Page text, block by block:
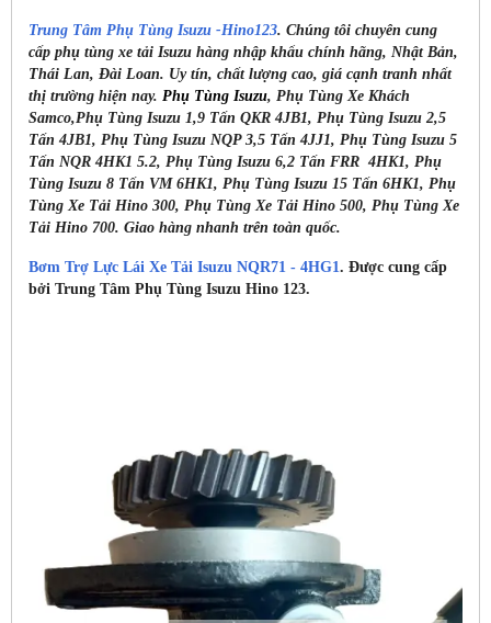
Trung Tâm Phụ Tùng Isuzu -Hino123. Chúng tôi chuyên cung
cấp phụ tùng xe tải Isuzu hàng nhập khẩu chính hãng, Nhật Bản,
Thái Lan, Đài Loan. Uy tín, chất lượng cao, giá cạnh tranh nhất
thị trường hiện nay. Phụ Tùng Isuzu, Phụ Tùng Xe Khách
Samco,Phụ Tùng Isuzu 1,9 Tấn QKR 4JB1, Phụ Tùng Isuzu 2,5
Tấn 4JB1, Phụ Tùng Isuzu NQP 3,5 Tấn 4JJ1, Phụ Tùng Isuzu 5
Tấn NQR 4HK1 5.2, Phụ Tùng Isuzu 6,2 Tấn FRR 4HK1, Phụ
Tùng Isuzu 8 Tấn VM 6HK1, Phụ Tùng Isuzu 15 Tấn 6HK1, Phụ
Tùng Xe Tải Hino 300, Phụ Tùng Xe Tải Hino 500, Phụ Tùng Xe
Tải Hino 700. Giao hàng nhanh trên toàn quốc.
Bơm Trợ Lực Lái Xe Tải Isuzu NQR71 - 4HG1 . Được cung cấp
bởi Trung Tâm Phụ Tùng Isuzu Hino 123.